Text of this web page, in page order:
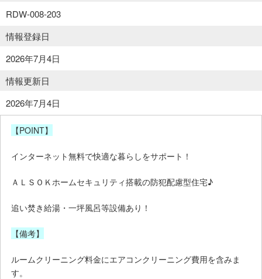
RDW-008-203
情報登録日
2026年7月4日
情報更新日
2026年7月4日
【POINT】
インターネット無料で快適な暮らしをサポート！
ＡＬＳＯＫホームセキュリティ搭載の防犯配慮型住宅♪
追い焚き給湯・一坪風呂等設備あり！
【備考】
ルームクリーニング料金にエアコンクリーニング費用を含みま
す。